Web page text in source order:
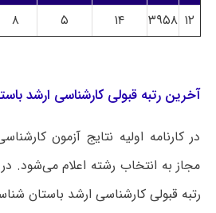
۱۲ ۳۹۵۸ ۱۴ ۵ ۸
آخرین رتبه قبولی کارشناسی ارشد
در کارنامه اولیه نتایج آزمون
مجاز به انتخاب رشته اعلام می‌شود. در
رتبه قبولی کارشناسی ارشد باستان‌